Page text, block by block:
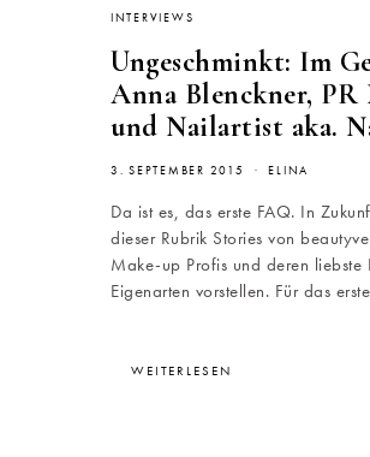
INTERVIEWS
Ungeschminkt: Im
Anna Blenckner, PR
und Nailartist aka.
3. SEPTEMBER 2015 ELINA
Da ist es, das erste FAQ. In
dieser Rubrik Stories von
Make-up Profis und deren liebste
Eigenarten vorstellen. Für das
WEITERLESEN